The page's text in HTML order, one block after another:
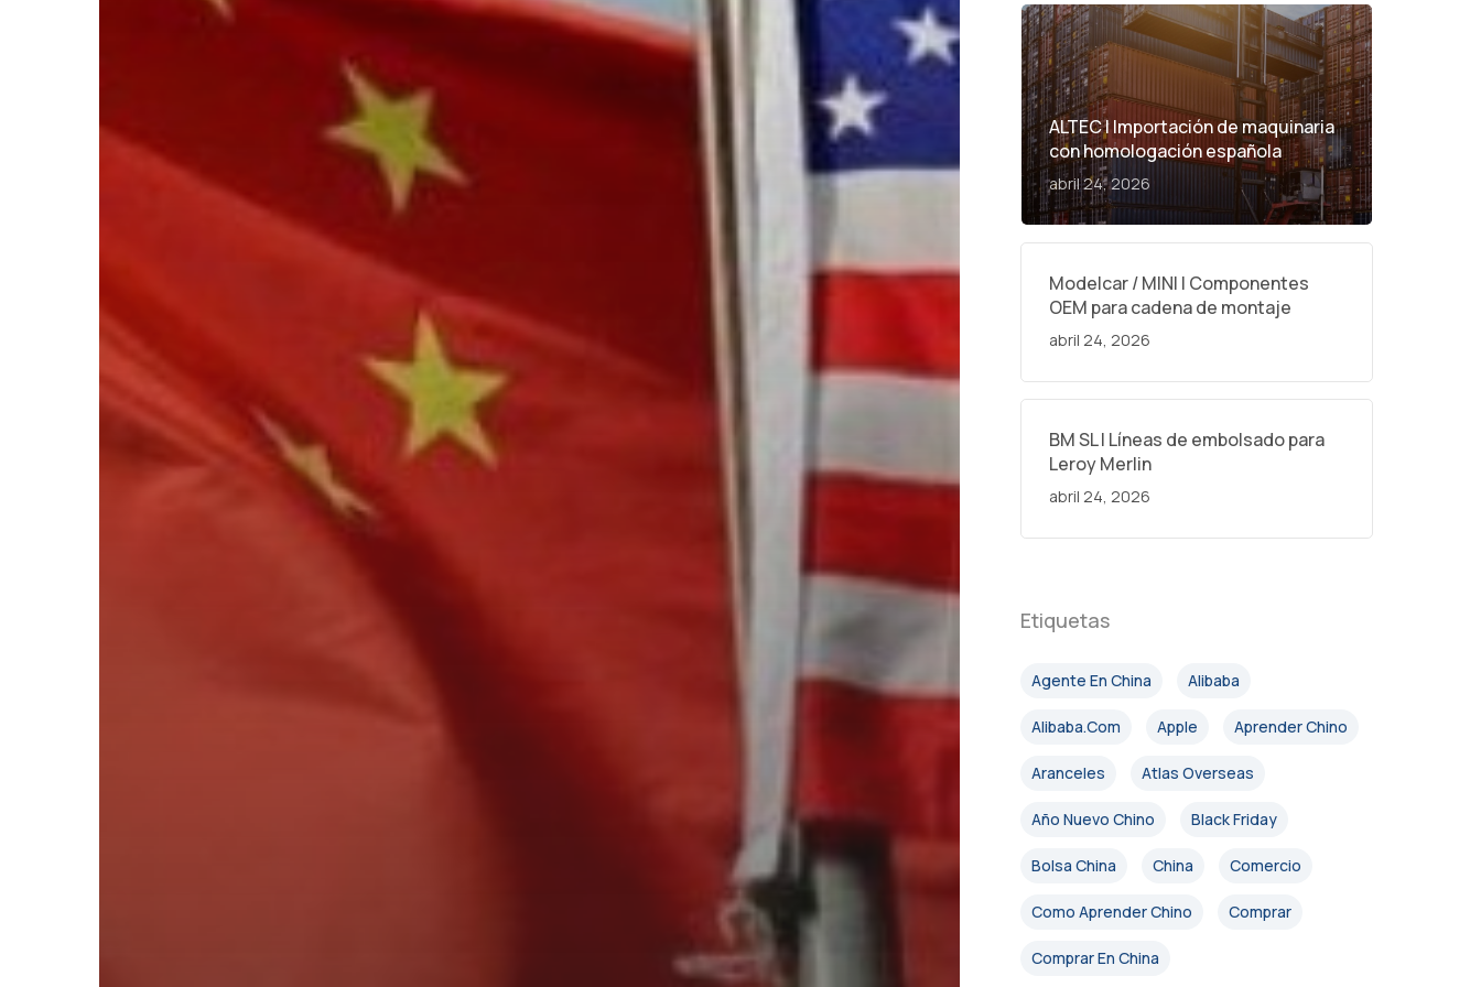
ALTEC | Importación de maquinaria
con homologación española
abril 24, 2026
Modelcar / MINI | Componentes
OEM para cadena de montaje
abril 24, 2026
BM SL | Líneas de embolsado para
Leroy Merlin
abril 24, 2026
Etiquetas
Agente En China Alibaba
Alibaba.com Apple Aprender Chino
Aranceles Atlas Overseas
Año Nuevo Chino Black Friday
Bolsa China China Comercio
Como Aprender Chino Comprar
Comprar En China